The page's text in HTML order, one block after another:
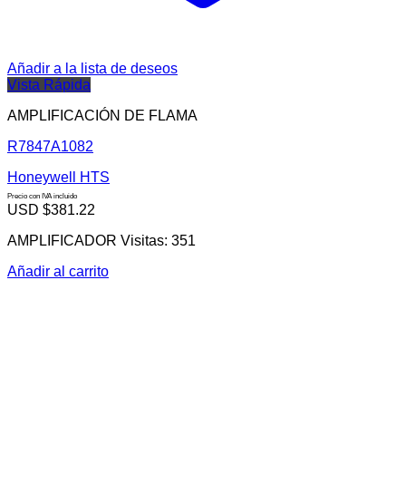
Añadir a la lista de deseos
Vista Rápida
AMPLIFICACIÓN DE FLAMA
R7847A1082
Honeywell HTS
Precio con IVA incluido
USD $381.22
AMPLIFICADOR Visitas: 351
Añadir al carrito